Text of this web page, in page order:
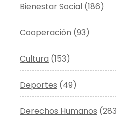
Bienestar Social (186)
Cooperación (93)
Cultura (153)
Deportes (49)
Derechos Humanos